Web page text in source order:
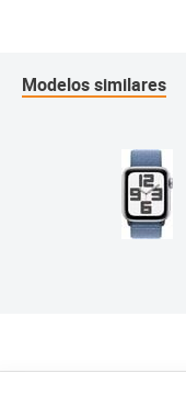
Modelos similares